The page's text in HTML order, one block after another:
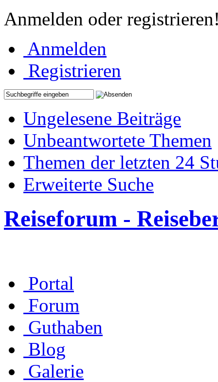
Anmelden oder
Anmelden
Registrieren
Ungelesene Beiträge
Unbeantwortete Themen
Themen der letzten 24
Erweiterte Suche
Reiseforum -
Portal
Forum
Guthaben
Blog
Galerie